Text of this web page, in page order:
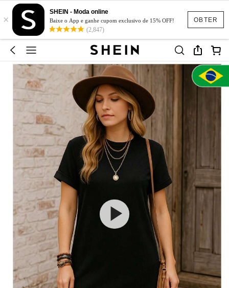
OBTER
×
SHEIN - Moda online
Baixe o App e ganhe cupom exclusivo de 15% OFF!
(2,847)